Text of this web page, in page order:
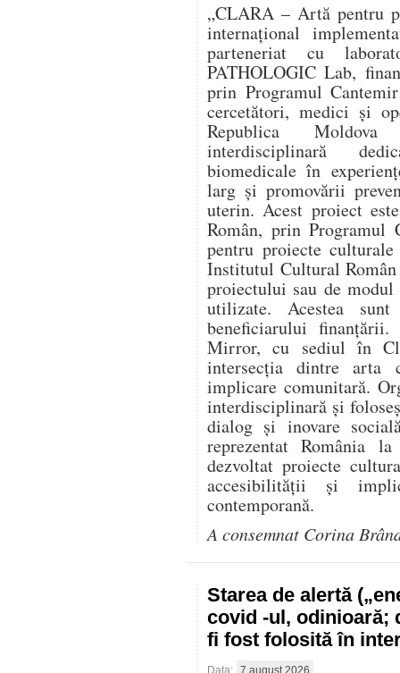
„CLARA – Artă pentru
internațional
parteneriat cu
PATHOLOGIC Lab,
prin Programul
cercetători, medici și
Republica
interdisciplinară
biomedicale în
larg și promovării
uterin. Acest proiect
Român, prin Programul
pentru proiecte
Institutul Cultural
proiectului sau de
utilizate. Acestea
beneficiarului
Mirror, cu sediul în
intersecția dintre arta
implicare comunitară.
interdisciplinară și
dialog și inovare
reprezentat România
dezvoltat proiecte
accesibilității și
contemporană.
A consemnat Corina
Starea de alertă
covid -ul, odinioară;
fi fost folosită în
Data: 7 august 2026